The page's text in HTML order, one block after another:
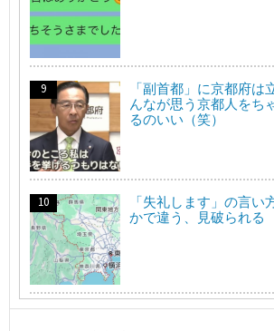
「副首都」に京都府
んなが思う京都人をち
るのいい（笑）
「失礼します」の言い
かで違う、見破られる